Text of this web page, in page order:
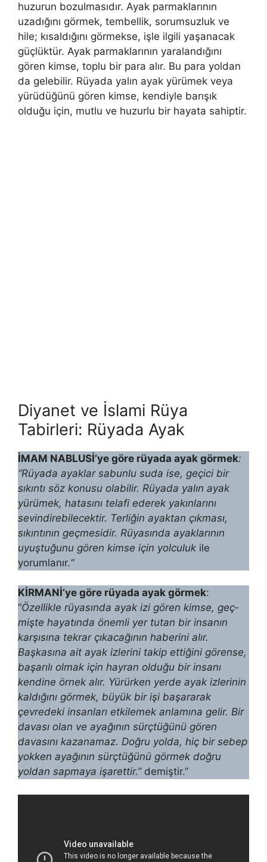
huzurun bozulmasıdır. Ayak parmaklarının
uzadığını görmek, tembel­lik, sorumsuzluk ve
hile; kısaldığını görmekse, işle ilgili yaşa­nacak
güçlüktür. Ayak parmaklarının yaralandığını
gören kim­se, toplu bir para alır. Bu para yoldan
da gelebilir. Rüyada yalın ayak yürümek veya
yürüdüğünü gören kimse, kendiyle barışık
olduğu için, mutlu ve hu­zurlu bir hayata sahiptir.
Diyanet ve İslami Rüya
Tabirleri: Rüyada Ayak
İMAM NABLUSİ’ye göre rüyada ayak görmek:
“Rüyada ayaklar sabunlu suda ise, geçici bir
sıkıntı söz ko­nusu olabilir. Rüyada yalın ayak
yürümek, hatasını telafi ederek yakınlarını
sevindirebilecektir. Terliğin ayaktan çıkması,
sıkıntının geçmesidir. Rü­yasında ayaklarının
uyuştuğunu gören kimse için yolculuk ile
yorumlanır.“
KİRMANİ’ye göre rüyada ayak görmek:
“Özellikle rüyasında ayak izi gören kimse, geç­
mişte hayatında önemli yer tutan bir insanın
karşısına tekrar çıkacağının haberini alır.
Başkasına ait ayak izlerini takip ettiğini görense,
başarılı olmak için hayran olduğu bir insanı
kendine örnek alır. Yürürken yerde ayak izlerinin
kaldığını görmek, büyük bir işi başararak
çevredeki insanları etkilemek anlamına gelir. Bir
davası olan ve ayağının sürçtüğünü gören
davasını kazanamaz. Doğru yolda, hiç bir sebep
yokken ayağının sürçtüğünü görmek doğ­ru
yoldan sapmaya işarettir.” demiştir.”